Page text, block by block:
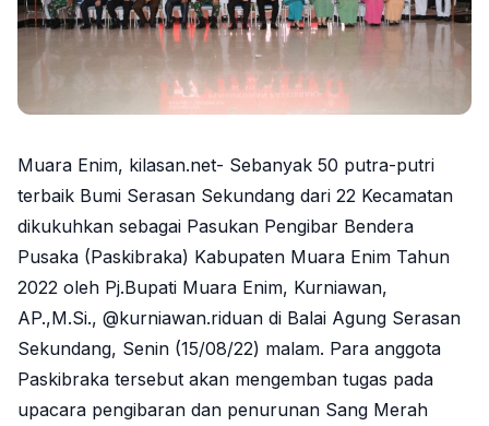
Muara Enim, kilasan.net- Sebanyak 50 putra-putri
terbaik Bumi Serasan Sekundang dari 22 Kecamatan
dikukuhkan sebagai Pasukan Pengibar Bendera
Pusaka (Paskibraka) Kabupaten Muara Enim Tahun
2022 oleh Pj.Bupati Muara Enim, Kurniawan,
AP.,M.Si., @kurniawan.riduan di Balai Agung Serasan
Sekundang, Senin (15/08/22) malam. Para anggota
Paskibraka tersebut akan mengemban tugas pada
upacara pengibaran dan penurunan Sang Merah